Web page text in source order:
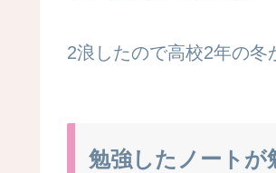
2浪したので高校2年の冬
勉強したノートが